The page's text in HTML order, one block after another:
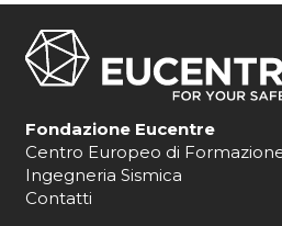
Fondazione Eucentre
Centro Europeo di
Ingegneria Sismica
Contatti